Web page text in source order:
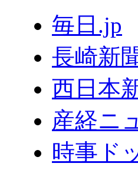
毎日.jp
長崎新
西日本
産経ニ
時事ド